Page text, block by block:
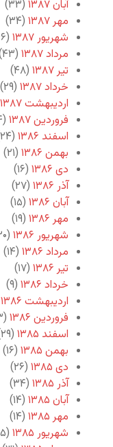
آبان ۱۳۸۷
(۳۳)
مهر ۱۳۸۷
(۳۴)
شهریور ۱۳۸۷
(۴۶)
مرداد ۱۳۸۷
(۴۳)
تیر ۱۳۸۷
(۴۸)
خرداد ۱۳۸۷
(۲۹)
اردیبهشت ۱۳۸۷
فروردین ۱۳۸۷
(۱۴)
اسفند ۱۳۸۶
(۲۴)
بهمن ۱۳۸۶
(۲۱)
دی ۱۳۸۶
(۱۶)
آذر ۱۳۸۶
(۲۷)
آبان ۱۳۸۶
(۱۵)
مهر ۱۳۸۶
(۱۹)
شهریور ۱۳۸۶
(۲۰)
مرداد ۱۳۸۶
(۱۴)
تیر ۱۳۸۶
(۱۷)
خرداد ۱۳۸۶
(۹)
اردیبهشت ۱۳۸۶
فروردین ۱۳۸۶
(۲۳)
اسفند ۱۳۸۵
(۲۹)
بهمن ۱۳۸۵
(۱۶)
دی ۱۳۸۵
(۲۶)
آذر ۱۳۸۵
(۳۴)
آبان ۱۳۸۵
(۱۴)
مهر ۱۳۸۵
(۱۴)
شهریور ۱۳۸۵
(۲۵)